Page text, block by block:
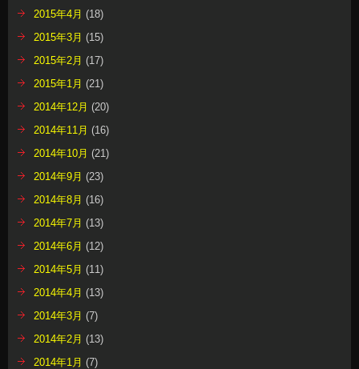
2015年4月 (18)
2015年3月 (15)
2015年2月 (17)
2015年1月 (21)
2014年12月 (20)
2014年11月 (16)
2014年10月 (21)
2014年9月 (23)
2014年8月 (16)
2014年7月 (13)
2014年6月 (12)
2014年5月 (11)
2014年4月 (13)
2014年3月 (7)
2014年2月 (13)
2014年1月 (7)